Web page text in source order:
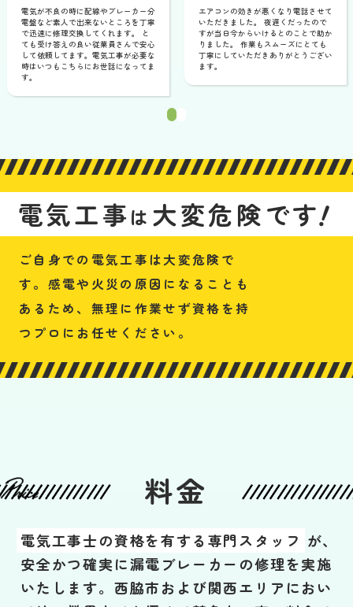
電気が不良の時に配線やブレーカー分
電盤など素人で出来ないところを丁寧
で迅速に修理交換してくれます。 と
ても受け答えの良い従業員さんで安心
して依頼してます。電気工事が必要な
時はいつもこちらにお世話になってま
す。
エアコンの効きが悪くなり電話させて
いただきました。 夜遅くだったので
すが当日今からいけるとのことで助か
りました。 作業もスムーズにとても
丁寧にしていただきありがとうござい
ます。
1
電気工事は 大変危険です
！
ご自身での電気工事は大変危険で
す。感電や火災の原因になることも
あるため、無理に作業せず資格を持
つプロにお任せください。
料金
電気工事士の資格を有する専門スタッフ が、
安全かつ確実に漏電ブレーカーの修理を実施
いたします。西脇市および関西エリアにおい